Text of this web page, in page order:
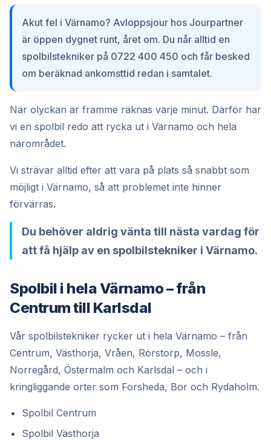
Akut fel i Värnamo? Avloppsjour hos Jourpartner
är öppen dygnet runt, året om. Du når alltid en
spolbilstekniker på 0722 400 450 och får besked
om beräknad ankomsttid redan i samtalet.
När olyckan är framme räknas varje minut. Därför har
vi en spolbil redo att rycka ut i Värnamo och hela
närområdet.
Vi strävar alltid efter att vara på plats så snabbt som
möjligt i Värnamo, så att problemet inte hinner
förvärras.
Du behöver aldrig vänta till nästa vardag för
att få hjälp av en spolbilstekniker i Värnamo.
Spolbil i hela Värnamo – från
Centrum till Karlsdal
Vår spolbilstekniker rycker ut i hela Värnamo – från
Centrum, Västhorja, Vråen, Rörstorp, Mossle,
Norregård, Östermalm och Karlsdal – och i
kringliggande orter som Forsheda, Bor och Rydaholm.
Spolbil Centrum
Spolbil Västhorja